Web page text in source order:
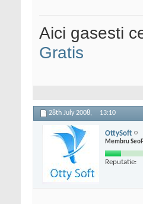
Aici gasesti
Gratis
28th July 2008, 13:10
OttySoft
Membru
Reputatie: